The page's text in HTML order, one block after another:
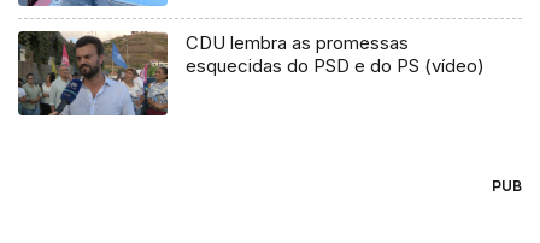
CDU lembra as promessas
esquecidas do PSD e do PS (vídeo)
PUB